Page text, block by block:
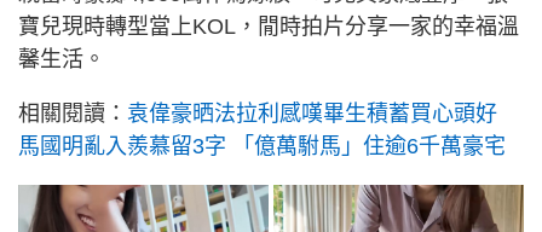
寶兒現時轉型當上KOL，閒時拍片分享一家的幸福溫
馨生活。
相關閱讀： 袁偉豪晒法拉利感嘆畢生積蓄買心頭好
馬國明亂入羨慕留3字 「億萬駙馬」住逾6千萬豪宅